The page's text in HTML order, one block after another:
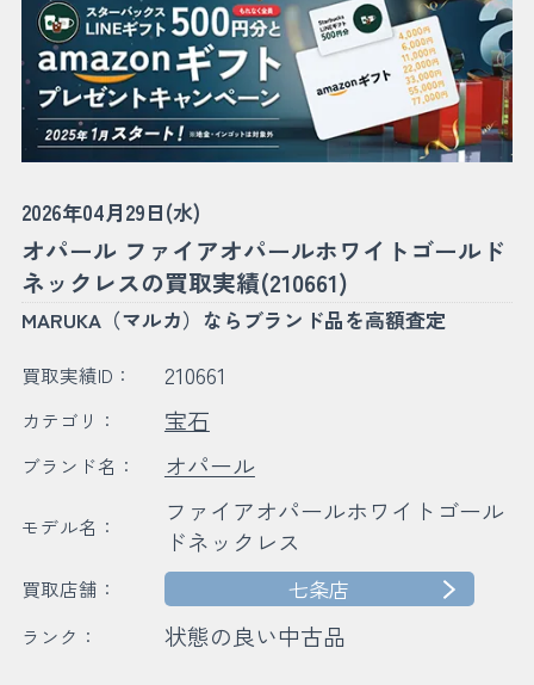
2026年04月29日(水)
オパール ファイアオパールホワイトゴールド
ネックレスの買取実績(210661)
MARUKA（マルカ）ならブランド品を高額査定
買取実績ID： 210661
カテゴリ： 宝石
ブランド名： オパール
モデル名：
ファイアオパールホワイトゴール
ドネックレス
買取店舗： 七条店
ランク： 状態の良い中古品